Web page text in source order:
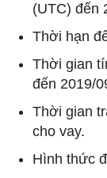
(UTC) đến
Thời hạn
Thời gian
đến 2019/
Thời gian
cho vay.
Hình thức